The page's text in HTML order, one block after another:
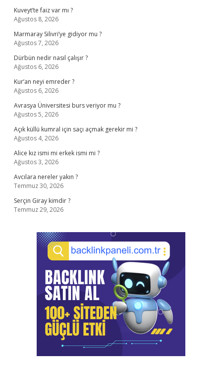
Kuveyt’te faiz var mı ?
Ağustos 8, 2026
Marmaray Silivri’ye gidiyor mu ?
Ağustos 7, 2026
Dürbün nedir nasıl çalışır ?
Ağustos 6, 2026
Kur’an neyi emreder ?
Ağustos 6, 2026
Avrasya Üniversitesi burs veriyor mu ?
Ağustos 5, 2026
Açık küllü kumral için saçı açmak gerekir mi ?
Ağustos 4, 2026
Alice kız ismi mi erkek ismi mi ?
Ağustos 3, 2026
Avcılara nereler yakın ?
Temmuz 30, 2026
Serçin Giray kimdir ?
Temmuz 29, 2026